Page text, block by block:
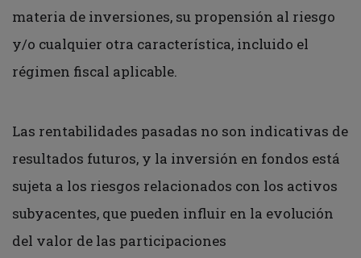
materia de inversiones, su propensión al riesgo
y/o cualquier otra característica, incluido el
régimen fiscal aplicable.
Las rentabilidades pasadas no son indicativas de
resultados futuros, y la inversión en fondos está
sujeta a los riesgos relacionados con los activos
subyacentes, que pueden influir en la evolución
del valor de las participaciones